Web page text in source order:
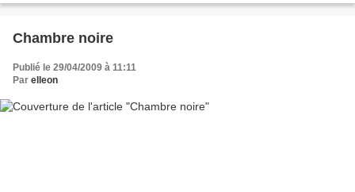
Chambre noire
Publié le 29/04/2009 à 11:11
Par elleon